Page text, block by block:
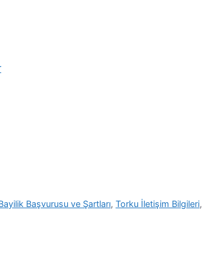
Başvurusu ve Şartları,Torku İletişim Bilgileri,